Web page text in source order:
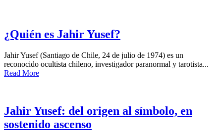
¿Quién es Jahir Yusef?
Jahir Yusef (Santiago de Chile, 24 de julio de 1974) es un
reconocido ocultista chileno, investigador paranormal y tarotista...
Read More
Jahir Yusef: del origen al símbolo, en
sostenido ascenso